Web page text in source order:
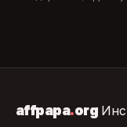
affpapa.org